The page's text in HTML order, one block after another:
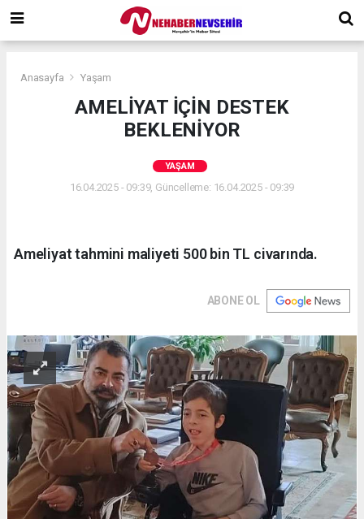
Anasayfa Yaşam
AMELİYAT İÇİN DESTEK
BEKLENİYOR
YAŞAM
16.04.2025 - 09:39, Güncelleme: 16.04.2025 - 09:39
Ameliyat tahmini maliyeti 500 bin TL civarında.
ABONE OL